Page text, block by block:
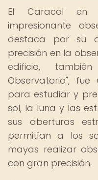
El Caracol en
impresionante
destaca por su
precisión en la
edificio,
Observatorio",
para estudiar y
sol, la luna y las
sus aberturas
permitían a los
mayas realizar
con gran precisión.